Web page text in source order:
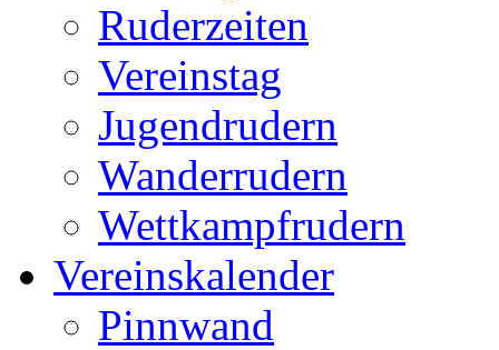
Ruderzeiten
Vereinstag
Jugendrudern
Wanderrudern
Wettkampfrudern
Vereinskalender
Pinnwand